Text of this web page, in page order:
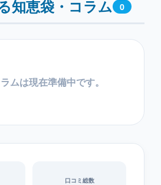
知恵袋・コラム 0
ムは現在準備中です。
口コミ総数